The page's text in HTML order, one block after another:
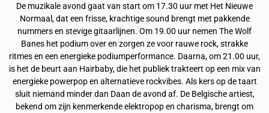
De muzikale avond gaat van start om 17.30 uur met Het Nieuwe
Normaal, dat een frisse, krachtige sound brengt met pakkende
nummers en stevige gitaarlijnen. Om 19.00 uur nemen The Wolf
Banes het podium over en zorgen ze voor rauwe rock, strakke
ritmes en een energieke podiumperformance. Daarna, om 21.00 uur,
is het de beurt aan Hairbaby, die het publiek trakteert op een mix van
energieke powerpop en alternatieve rockvibes. Als kers op de taart
sluit niemand minder dan Daan de avond af. De Belgische artiest,
bekend om zijn kenmerkende elektropop en charisma, brengt om